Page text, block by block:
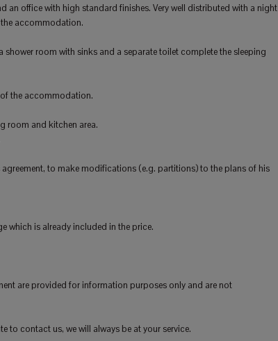
an office with high standard finishes. Very well distributed with a night
accommodation.
room with sinks and a separate toilet complete the sleeping
the accommodation.
room and kitchen area.
to make modifications (e.g. partitions) to the plans of his
which is already included in the price.
are provided for information purposes only and are not
to contact us, we will always be at your service.